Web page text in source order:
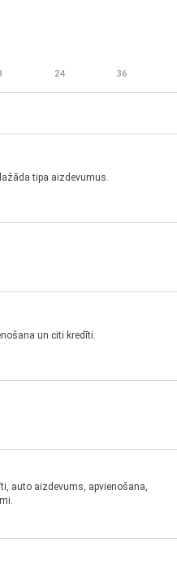
24 36
tipa aizdevumus.
un citi kredīti.
auto aizdevums, apvienošana,